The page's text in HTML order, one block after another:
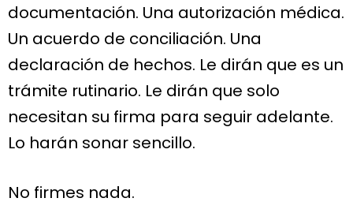
documentación. Una autorización médica.
Un acuerdo de conciliación. Una
declaración de hechos. Le dirán que es un
trámite rutinario. Le dirán que solo
necesitan su firma para seguir adelante.
Lo harán sonar sencillo.
No firmes nada.